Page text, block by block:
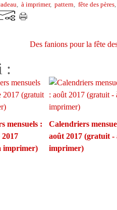
, à imprimer, pattern, fête des pères,
Des fanions pour la fête
:
mensuels :
imprimer)
Calendriers
août 2017 (gratuit -
imprimer)